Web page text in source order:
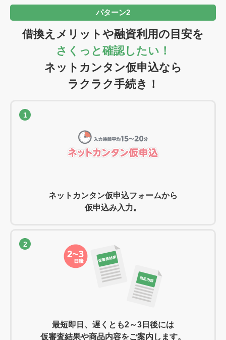
パターン2
借換えメリットや融資利用の目安を
さくっと確認したい！
ネットカンタン仮申込なら
ラクラク手続き！
1
ネットカンタン仮申込フォームから
仮申込み入力。
2
最短即日、遅くとも2～3日後には
仮審査結果や商品内容をご案内します。